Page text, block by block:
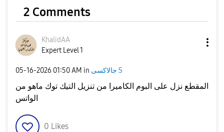
2 Comments
KhalidAA
Expert Level 1
‎05-16-2026 01:50 AM in جالاكسى S
المقطع نزل على البوم الكاميرا من تنزيل التيك توك ماهو من
الواتس
0 Likes